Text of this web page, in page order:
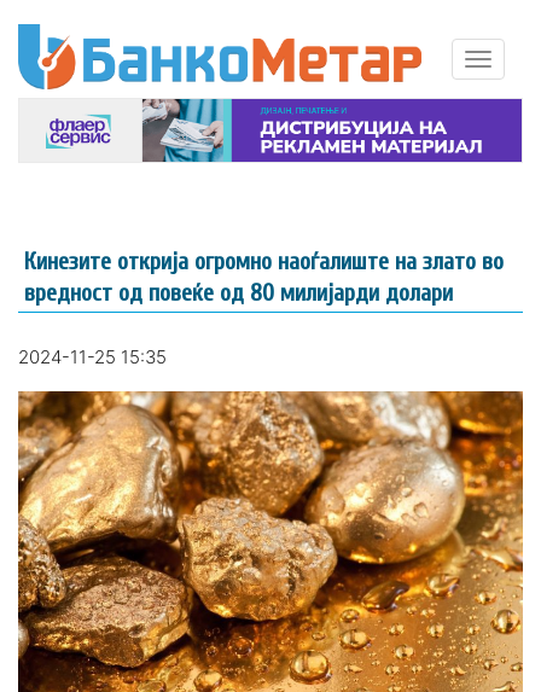
Кинезите открија огромно наоѓалиште на злато во
вредност од повеќе од 80 милијарди долари
2024-11-25 15:35